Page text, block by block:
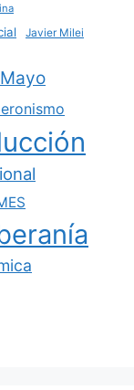
Javier Milei